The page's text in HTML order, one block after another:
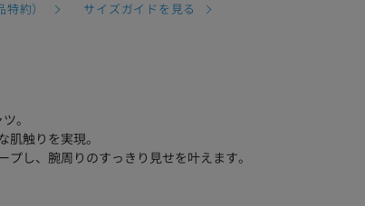
約）
サイズガイドを見る
。
触りを実現。
し、腕周りのすっきり見せを叶えます。